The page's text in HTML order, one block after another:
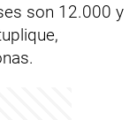
son 12.000 y